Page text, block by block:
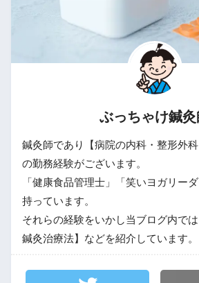
ぶっちゃけ鍼
鍼灸師であり【病院の内科・整形外
の勤務経験がございます。
「健康食品管理士」「笑いヨガリー
持っています。
それらの経験をいかし当ブログ内で
鍼灸治療法】などを紹介しています。